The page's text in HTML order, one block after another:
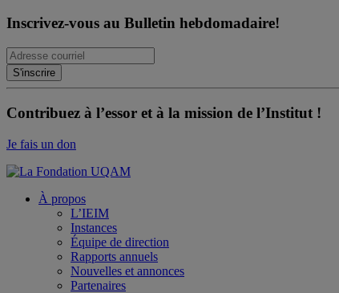
Inscrivez-vous au Bulletin hebdomadaire!
Contribuez à l’essor et à la mission de l’Institut !
Je fais un don
À propos
L’IEIM
Instances
Équipe de direction
Rapports annuels
Nouvelles et annonces
Partenaires